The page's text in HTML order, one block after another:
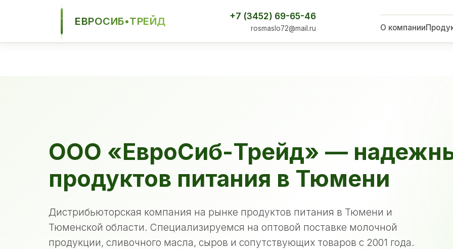
ЕСТ ЕВРОСИБ•ТРЕЙД +7 (3452) 69-65-46
rosmaslo72@mail.ru О компании
ООО «ЕвроСиб-Трейд» —
продуктов питания в Тюмени
Дистрибьюторская компания на рынке продуктов питания в Тюмени и
Тюменской области. Специализируемся на оптовой поставке молочной
продукции, сливочного масла, сыров и сопутствующих товаров с 2001 года.